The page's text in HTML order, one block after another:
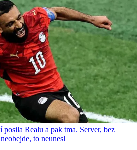
posila Realu a pak tma. Server, bez
to neunesl